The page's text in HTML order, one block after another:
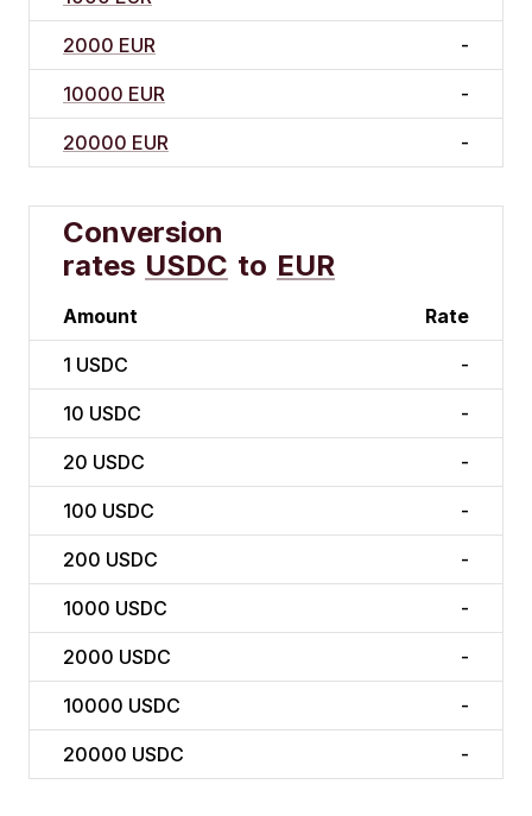
2000 EUR -
10000 EUR -
20000 EUR -
Conversion
rates USDC to EUR
Amount Rate
1 USDC -
10 USDC -
20 USDC -
100 USDC -
200 USDC -
1000 USDC -
2000 USDC -
10000 USDC -
20000 USDC -